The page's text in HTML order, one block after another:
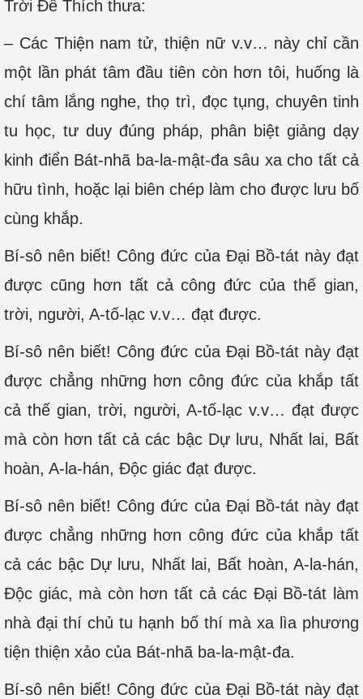
Trời Ðế Thích thưa:
– Các Thiện nam tử, thiện nữ v.v… này chỉ cần
một lần phát tâm đầu tiên còn hơn tôi, huống là
chí tâm lắng nghe, thọ trì, đọc tụng, chuyên tinh
tu học, tư duy đúng pháp, phân biệt giảng dạy
kinh điển Bát-nhã ba-la-mật-đa sâu xa cho tất cả
hữu tình, hoặc lại biên chép làm cho được lưu bố
cùng khắp.
Bí-sô nên biết! Công đức của Đại Bồ-tát này đạt
được cũng hơn tất cả công đức của thế gian,
trời, người, A-tố-lạc v.v… đạt được.
Bí-sô nên biết! Công đức của Đại Bồ-tát này đạt
được chẳng những hơn công đức của khắp tất
cả thế gian, trời, người, A-tố-lạc v.v… đạt được
mà còn hơn tất cả các bậc Dự lưu, Nhất lai, Bất
hoàn, A-la-hán, Độc giác đạt được.
Bí-sô nên biết! Công đức của Đại Bồ-tát này đạt
được chẳng những hơn công đức của khắp tất
cả các bậc Dự lưu, Nhất lai, Bất hoàn, A-la-hán,
Độc giác, mà còn hơn tất cả các Đại Bồ-tát làm
nhà đại thí chủ tu hạnh bố thí mà xa lìa phương
tiện thiện xảo của Bát-nhã ba-la-mật-đa.
Bí-sô nên biết! Công đức của Đại Bồ-tát này đạt